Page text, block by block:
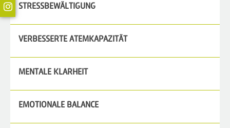
STRESSBEWÄLTIGUNG
VERBESSERTE ATEMKAPAZITÄT
MENTALE KLARHEIT
EMOTIONALE BALANCE